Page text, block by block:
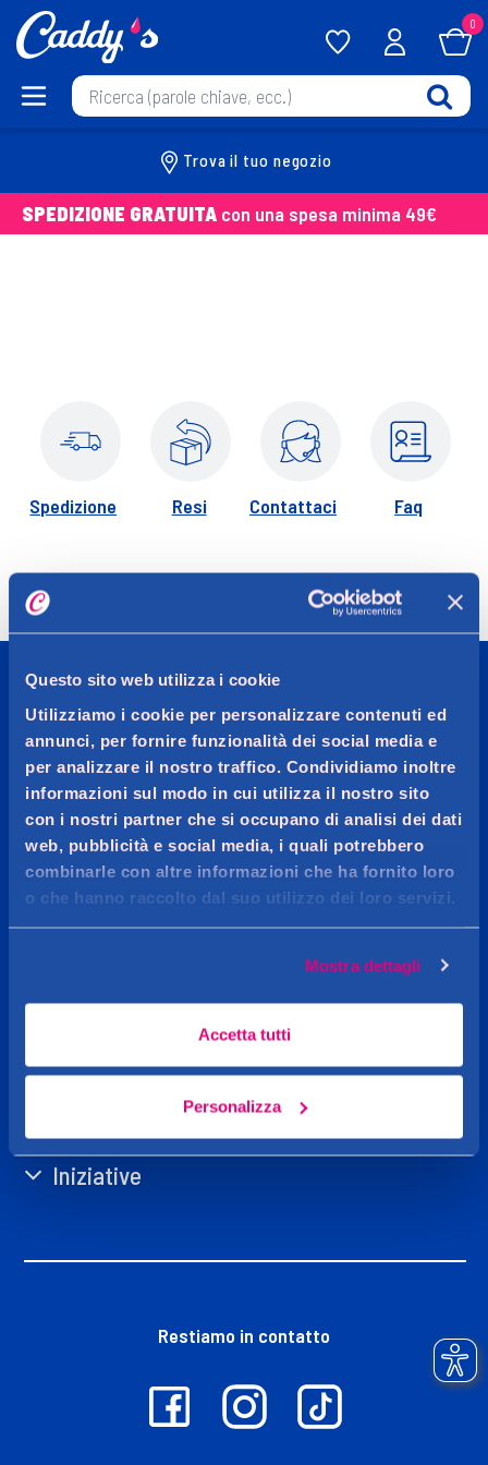
Questo sito web utilizza i cookie
Utilizziamo i cookie per personalizzare contenuti ed
annunci, per fornire funzionalità dei social media e
per analizzare il nostro traffico. Condividiamo inoltre
informazioni sul modo in cui utilizza il nostro sito
con i nostri partner che si occupano di analisi dei dati
web, pubblicità e social media, i quali potrebbero
combinarle con altre informazioni che ha fornito loro
o che hanno raccolto dal suo utilizzo dei loro servizi.
Mostra dettagli
Accetta tutti
Personalizza
0
Trova il tuo negozio
SPEDIZIONE GRATUITA con una spesa minima 49€
Spedizione Resi Contattaci Faq
CADDY'S
OGGI MI VOGLIO BENE
Più di 20.000 prodotti per la cura persona, l’igiene della
casa, make-up, profumeria e parafarmacia delle
migliori marche.
Iniziative
Restiamo in contatto